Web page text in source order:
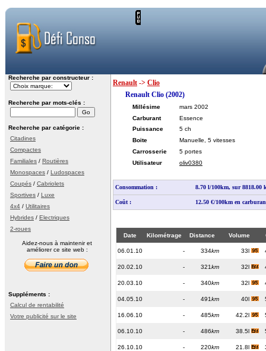
Recherche par constructeur :
Recherche par mots-clés :
Recherche par catégorie :
Citadines
Compactes
Familiales / Routières
Monospaces / Ludospaces
Coupés / Cabriolets
Sportives / Luxe
4x4 / Utilitaires
Hybrides / Electriques
2-roues
Aidez-nous à maintenir et
améliorer ce site web :
Suppléments :
Calcul de rentabilité
Votre publicité sur le site
Renault -> Clio
Renault Clio (2002)
Millésime
mars 2002
Carburant
Essence
Puissance
5 ch
Boite
Manuelle, 5 vitesses
Carrosserie
5 portes
Utilisateur
oliv0380
Consommation : 8.70 l/100km, sur 8818.00
Coût : 12.50 €/100km en
Date Kilométrage Distance Volume
06.01.10 - 334km 33l
20.02.10 - 321km 32l
20.03.10 - 340km 32l
04.05.10 - 491km 40l
16.06.10 - 485km 42.2l
06.10.10 - 486km 38.5l
26.10.10 - 220km 21.8l